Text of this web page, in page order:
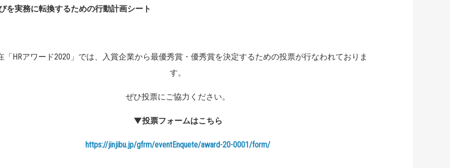
を実務に転換するための行動計画シート
「HRアワード2020」では、入賞企業から最優秀賞・優秀賞を決定するための投票が行なわれておりま
す。
ぜひ投票にご協力ください。
▼投票フォームはこちら
https://jinjibu.jp/gfrm/eventEnquete/award-20-0001/form/